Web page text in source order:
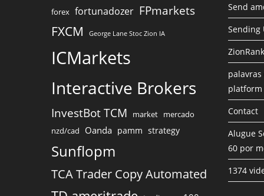
forex fortunadozer FPmarkets
FXCM George Lane Stoc Zion IA
ICMarkets
Interactive Brokers
InvestBot TCM market mercado
nzd/cad
Oanda pamm strategy
Sunflopm
TCA Trader Copy Automated
Send
Sending
platform
Contact
Alugue
60 por
1374